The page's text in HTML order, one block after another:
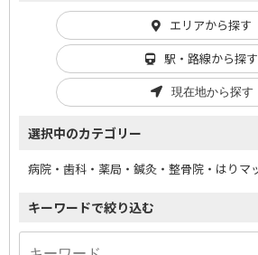
エリアから探す
駅・路線から探す
現在地から探す
選択中のカテゴリー
キーワードで絞り込む